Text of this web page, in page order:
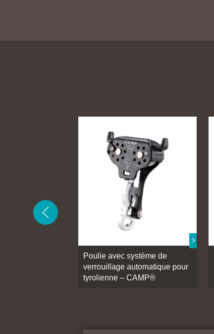
Poulie avec système de
verrouillage automatique pour
tyrolienne – CAMP®